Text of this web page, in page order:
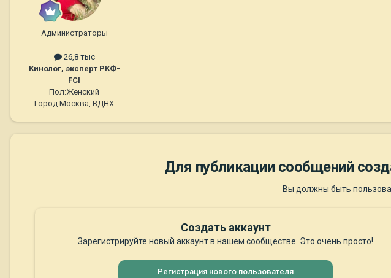
Администраторы
26,8 тыс
Кинолог, эксперт РКФ-
FCI
Пол:Женский
Город:Москва, ВДНХ
Для публикации сообщений
Вы должны быть
Создать аккаунт
Зарегистрируйте новый аккаунт в нашем сообществе. Это очень просто!
Регистрация нового пользователя